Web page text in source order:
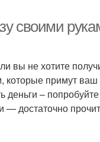
Вазы из
бутылки
своими
вы не хотите
которые примут
деньги –
— достаточно